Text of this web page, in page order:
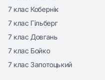
7 клас Кобернік
7 клас Гільберг
7 клас Довгань
7 клас Бойко
7 клас Запотоцький